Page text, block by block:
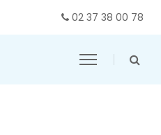
02 37 38 00 78